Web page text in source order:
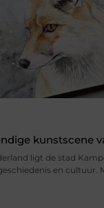
kunstscene
ligt de stad
en cultuur.